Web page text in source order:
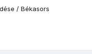
/ Békasors